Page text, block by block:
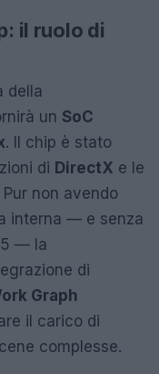
il ruolo di
della
un SoC
. Il chip è stato
di DirectX e le
Pur non avendo
interna — e senza
— la
di
Graph
il carico di
complesse.